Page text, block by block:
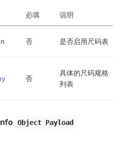
必填 说明
否 是否启用尺码表
否
具体的尺码规格
列表
Object Payload